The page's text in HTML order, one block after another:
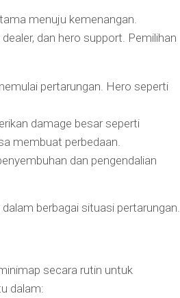
menuju kemenangan.
dan hero support. Pemilihan
pertarungan. Hero seperti
damage besar seperti
membuat perbedaan.
dan pengendalian
berbagai situasi pertarungan.
secara rutin untuk
dalam: